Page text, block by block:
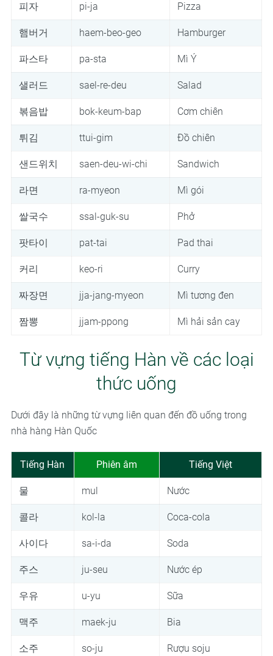
피자 pi-ja Pizza
햄버거 haem-beo-geo Hamburger
파스타 pa-sta Mì Ý
샐러드 sael-re-deu Salad
볶음밥 bok-keum-bap Cơm chiên
튀김 ttui-gim Đồ chiên
샌드위치 saen-deu-wi-chi Sandwich
라면 ra-myeon Mì gói
쌀국수 ssal-guk-su Phở
팟타이 pat-tai Pad thai
커리 keo-ri Curry
짜장면 jja-jang-myeon Mì tương đen
짬뽕 jjam-ppong Mì hải sản cay
Từ vựng tiếng Hàn về các loại
thức uống
Dưới đây là những từ vựng liên quan đến đồ uống trong
nhà hàng Hàn Quốc
Tiếng Hàn Phiên âm Tiếng Việt
물 mul Nước
콜라 kol-la Coca-cola
사이다 sa-i-da Soda
주스 ju-seu Nước ép
우유 u-yu Sữa
맥주 maek-ju Bia
소주 so-ju Rượu soju